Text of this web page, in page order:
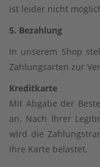
ist leider nicht
5. Bezahlung
In unserem Shop
Zahlungsarten zur
Kreditkarte
Mit Abgabe der
an. Nach Ihrer
wird die
Ihre Karte belastet.